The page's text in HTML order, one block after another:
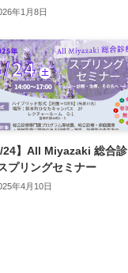
年1月8日
24】All Miyazaki 総合診
プリングセミナー
年4月10日